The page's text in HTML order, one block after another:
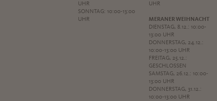
UHR
SONNTAG: 10:00-13:00
UHR
UHR
MERANER WEIHNACHT
DIENSTAG, 8.12.: 10:00-
13:00 UHR
DONNERSTAG, 24.12.:
10:00-13:00 UHR
FREITAG, 25.12.:
GESCHLOSSEN
SAMSTAG, 26.12.: 10:00-
13:00 UHR
DONNERSTAG, 31.12.:
10:00-13:00 UHR